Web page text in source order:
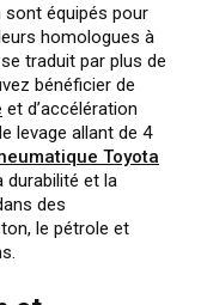
équipés pour
homologues à
traduit par plus de
bénéficier de
et d’accélération
levage allant de 4
Toyota
durabilité et la
des
le pétrole et